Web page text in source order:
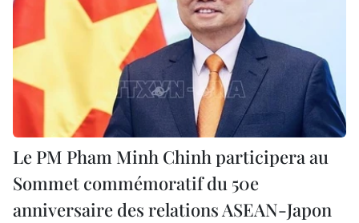
Le PM Pham Minh Chinh participera au
Sommet commémoratif du 50e
anniversaire des relations ASEAN-Japon